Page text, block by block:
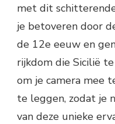
met dit
je betoveren door
de 12e eeuw en
rijkdom die Sicilië
om je camera mee
te leggen, zodat je
van deze unieke